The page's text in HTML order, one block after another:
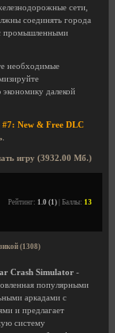
сети,
соединять города
промышленными
необходимые
далекой
#7: New & Free DLC
игру (3932.00 Мб.)
Рейтинг: 1.0 (1) | Баллы: 13
(1308)
Crash Simulator -
популярными
аркадами с
и предлагает
систему